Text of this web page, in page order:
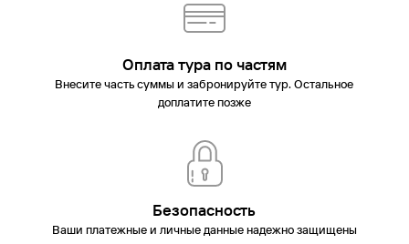
Оплата тура по частям
Внесите часть суммы и забронируйте тур. Остальное
доплатите позже
Безопасность
Ваши платежные и личные данные надежно защищены